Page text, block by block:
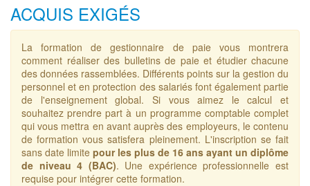
ACQUIS EXIGÉS
La formation de gestionnaire de paie vous montrera
comment réaliser des bulletins de paie et étudier chacune
des données rassemblées. Différents points sur la gestion du
personnel et en protection des salariés font également partie
de l'enseignement global. Si vous aimez le calcul et
souhaitez prendre part à un programme comptable complet
qui vous mettra en avant auprès des employeurs, le contenu
de formation vous satisfera pleinement. L'inscription se fait
sans date limite pour les plus de 16 ans ayant un diplôme
de niveau 4 (BAC). Une expérience professionnelle est
requise pour intégrer cette formation.